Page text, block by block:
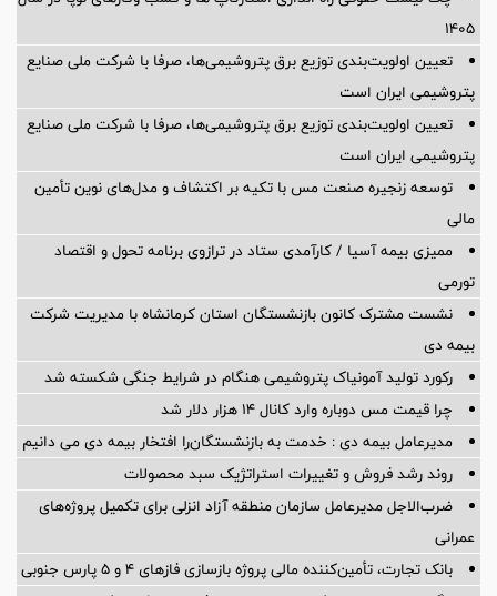
۱۴۰۵
تعیین اولویت‌بندی توزیع برق پتروشیمی‌ها، صرفا با شرکت ملی صنایع
پتروشیمی ایران است
تعیین اولویت‌بندی توزیع برق پتروشیمی‌ها، صرفا با شرکت ملی صنایع
پتروشیمی ایران است
توسعه زنجیره صنعت مس با تکیه بر اکتشاف و مدل‌های نوین تأمین
مالی
ممیزی بیمه آسیا / کارآمدی ستاد در ترازوی برنامه تحول و اقتصاد
تورمی
نشست مشترک کانون بازنشستگان استان کرمانشاه با مدیریت شرکت
بیمه دی
رکورد تولید آمونیاک پتروشیمی هنگام در شرایط جنگی شکسته شد
چرا قیمت مس دوباره وارد کانال ۱۴ هزار دلار شد
مدیرعامل بیمه دی : خدمت به بازنشستگان‌را افتخار بیمه دی می دانیم
روند رشد فروش و تغییرات استراتژیک سبد محصولات
ضرب‌الاجل مدیرعامل سازمان منطقه آزاد انزلی برای تكمیل پروژه‌های
عمرانی
بانک تجارت، تأمین‌کننده مالی پروژه بازسازی فازهای ۴ و ۵ پارس جنوبی